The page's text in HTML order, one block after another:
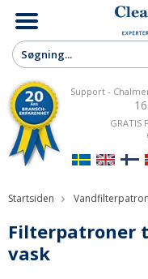
Support -
GRATIS
Startsiden
Filterpatroner
vask